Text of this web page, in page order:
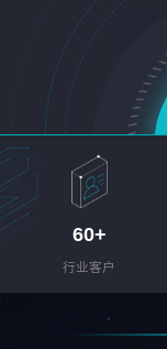
60+
行业客户